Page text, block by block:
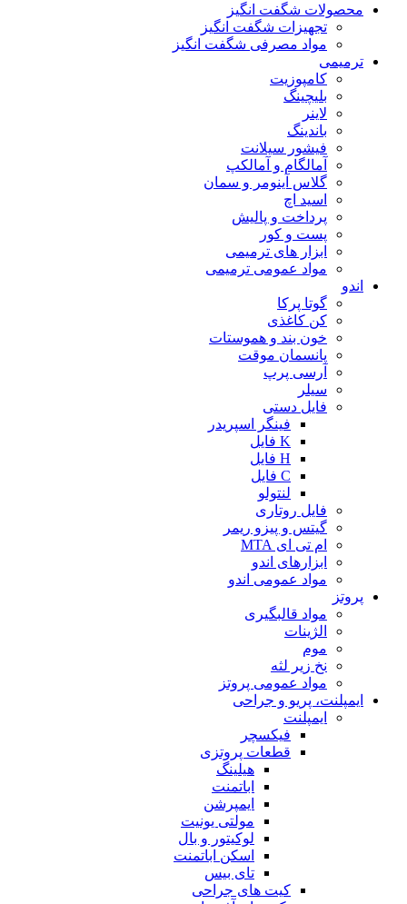
محصولات شگفت انگیز
تجهیزات شگفت انگیز
مواد مصرفی شگفت انگیز
ترمیمی
کامپوزیت
بلیچینگ
لاینر
باندینگ
فیشور سیلانت
آمالگام و آمالکپ
گلاس آینومر و سمان
اسید اچ
پرداخت و پالیش
پست و کور
ابزار های ترمیمی
مواد عمومی ترمیمی
اندو
گوتا پرکا
کن کاغذی
خون بند و هموستات
پانسمان موقت
آرسی پرپ
سیلر
فایل دستی
فینگر اسپریدر
K فایل
H فایل
C فایل
لنتولو
فایل روتاری
گیتس و پیزو ریمر
ام تی ای MTA
ابزارهای اندو
مواد عمومی اندو
پروتز
مواد قالبگیری
الژینات
موم
نخ زیر لثه
مواد عمومی پروتز
ایمپلنت، پریو و جراحی
ایمپلنت
فیکسچر
قطعات پروتزی
هیلینگ
اباتمنت
ایمپرشن
مولتی یونیت
لوکیتور و بال
اسکن اباتمنت
تای بیس
کیت های جراحی